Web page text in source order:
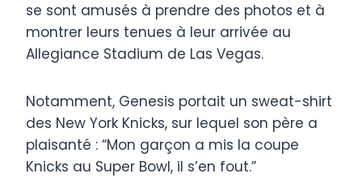
se sont amusés à prendre des photos et à
montrer leurs tenues à leur arrivée au
Allegiance Stadium de Las Vegas.
Notamment, Genesis portait un sweat-shirt
des New York Knicks, sur lequel son père a
plaisanté : “Mon garçon a mis la coupe
Knicks au Super Bowl, il s’en fout.”